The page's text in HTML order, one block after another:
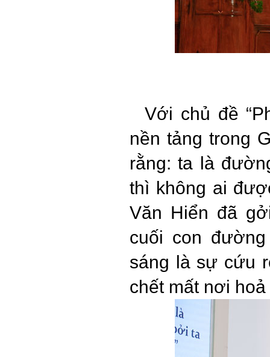
Với chủ đề
nền tảng trong
rằng: ta là
thì không ai
Văn Hiển đã
cuối con
sáng là sự cứu
chết mất nơi